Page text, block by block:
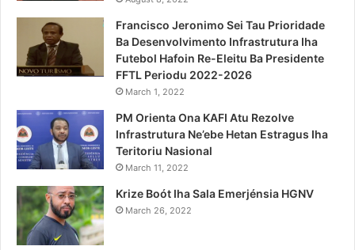
Francisco Jeronimo Sei Tau Prioridade
Ba Desenvolvimento Infrastrutura Iha
Futebol Hafoin Re-Eleitu Ba Presidente
FFTL Periodu 2022-2026
March 1, 2022
PM Orienta Ona KAFI Atu Rezolve
Infrastrutura Ne’ebe Hetan Estragus Iha
Teritoriu Nasional
March 11, 2022
Krize Boót Iha Sala Emerjénsia HGNV
March 26, 2022